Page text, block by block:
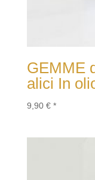
GEMME
alici In
9,90 € *